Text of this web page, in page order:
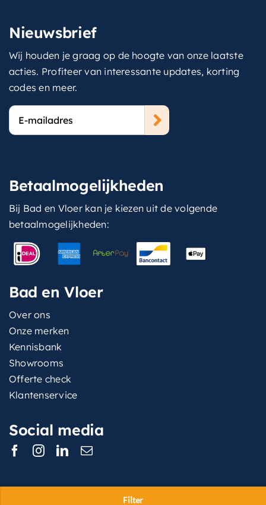
Filter
Nieuwsbrief
Wij houden je graag op de hoogte van onze laatste
acties. Profiteer van interessante updates, korting
codes en meer.
E-
mailadres
Betaalmogelijkheden
Bij Bad en Vloer kan je kiezen uit de volgende
betaalmogelijkheden:
Bad en Vloer
Over ons
Onze merken
Kennisbank
Showrooms
Offerte check
Klantenservice
Social media